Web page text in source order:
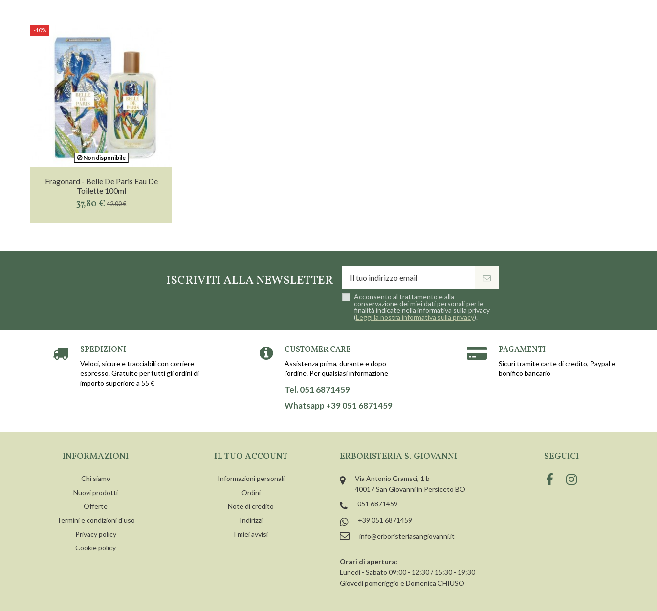
-10%
Non disponibile
Fragonard - Belle De Paris Eau De
Toilette 100ml
37,80 €42,00 €
ISCRIVITI ALLA NEWSLETTER
Acconsento al trattamento e alla
conservazione dei miei dati personali per le
finalità indicate nella informativa sulla privacy
(Leggi la nostra informativa sulla privacy).
SPEDIZIONI
Veloci, sicure e tracciabili con corriere
espresso. Gratuite per tutti gli ordini di
importo superiore a 55 €
CUSTOMER CARE
Assistenza prima, durante e dopo
l'ordine. Per qualsiasi informazione
Tel. 051 6871459
Whatsapp +39 051 6871459
PAGAMENTI
Sicuri tramite carte di credito, Paypal e
bonifico bancario
INFORMAZIONI
Chi siamo
Nuovi prodotti
Offerte
Termini e condizioni d'uso
Privacy policy
Cookie policy
IL TUO ACCOUNT
Informazioni personali
Ordini
Note di credito
Indirizzi
I miei avvisi
ERBORISTERIA S. GIOVANNI
Via Antonio Gramsci, 1 b
40017 San Giovanni in Persiceto BO
051 6871459
+39 051 6871459
info@erboristeriasangiovanni.it
Orari di apertura:
Lunedì - Sabato 09:00 - 12:30 / 15:30 - 19:30
Giovedì pomeriggio e Domenica CHIUSO
SEGUICI